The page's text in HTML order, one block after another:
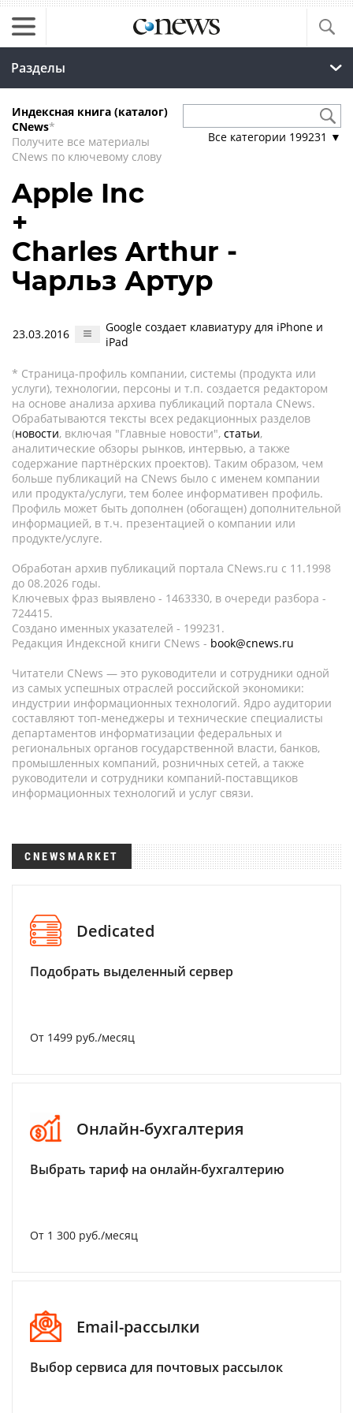
Разделы
Индексная книга (каталог)
CNews*
Получите все материалы
CNews по ключевому слову
Все категории 199231 ▼
Apple Inc
+
Charles Arthur -
Чарльз Артур
23.03.2016
Google создает клавиатуру для iPhone и
iPad
* Страница-профиль компании, системы (продукта или
услуги), технологии, персоны и т.п. создается редактором
на основе анализа архива публикаций портала CNews.
Обрабатываются тексты всех редакционных разделов
(новости, включая "Главные новости", статьи,
аналитические обзоры рынков, интервью, а также
содержание партнёрских проектов). Таким образом, чем
больше публикаций на CNews было с именем компании
или продукта/услуги, тем более информативен профиль.
Профиль может быть дополнен (обогащен) дополнительной
информацией, в т.ч. презентацией о компании или
продукте/услуге.
Обработан архив публикаций портала CNews.ru c 11.1998
до 08.2026 годы.
Ключевых фраз выявлено - 1463330, в очереди разбора -
724415.
Создано именных указателей - 199231.
Редакция Индексной книги CNews - book@cnews.ru
Читатели CNews — это руководители и сотрудники одной
из самых успешных отраслей российской экономики:
индустрии информационных технологий. Ядро аудитории
составляют топ-менеджеры и технические специалисты
департаментов информатизации федеральных и
региональных органов государственной власти, банков,
промышленных компаний, розничных сетей, а также
руководители и сотрудники компаний-поставщиков
информационных технологий и услуг связи.
CNEWSMARKET
Dedicated
Подобрать выделенный сервер
От 1499 руб./месяц
Онлайн-бухгалтерия
Выбрать тариф на онлайн-бухгалтерию
От 1 300 руб./месяц
Email-рассылки
Выбор сервиса для почтовых рассылок